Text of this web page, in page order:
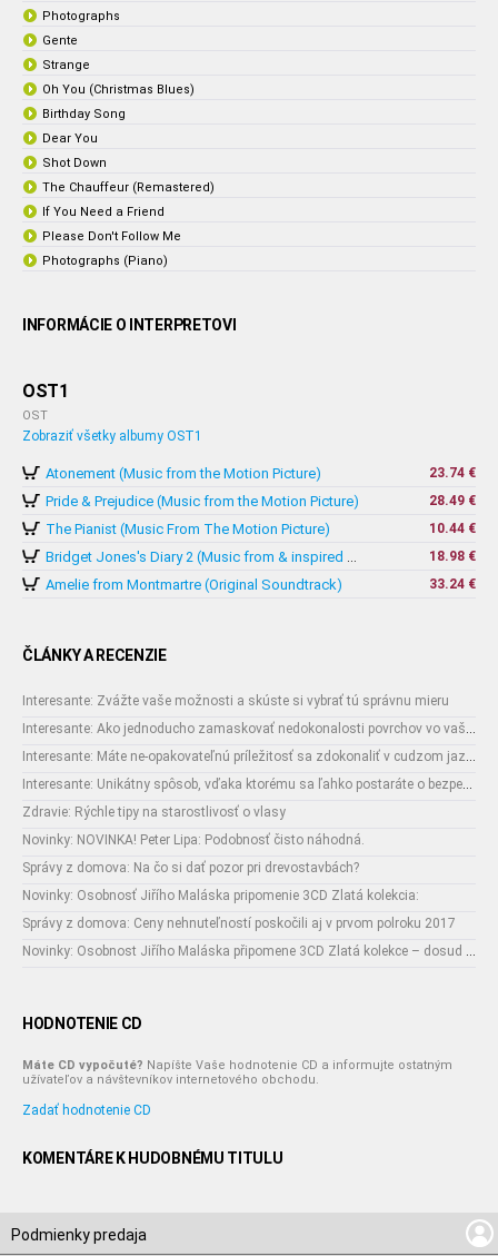
Photographs
Gente
Strange
Oh You (Christmas Blues)
Birthday Song
Dear You
Shot Down
The Chauffeur (Remastered)
If You Need a Friend
Please Don't Follow Me
Photographs (Piano)
INFORMÁCIE O INTERPRETOVI
OST1
OST
Zobraziť všetky albumy OST1
Atonement (Music from the Motion Picture) 23.74 €
Pride & Prejudice (Music from the Motion Picture) 28.49 €
The Pianist (Music From The Motion Picture)
10.44 €
Bridget Jones's Diary 2 (Music from & inspired by The Motion Picture)
18.98 €
Amelie from Montmartre (Original Soundtrack) 33.24 €
ČLÁNKY A RECENZIE
Interesante: Zvážte vaše možnosti a skúste si vybrať tú správnu mieru
Interesante: Ako jednoducho zamaskovať nedokonalosti povrchov vo vašom interiéri
Interesante: Máte ne-opakovateľnú príležitosť sa zdokonaliť v cudzom jazyku
Interesante: Unikátny spôsob, vďaka ktorému sa ľahko postaráte o bezpečnosť vašich zásielok
Zdravie: Rýchle tipy na starostlivosť o vlasy
Novinky: NOVINKA! Peter Lipa: Podobnosť čisto náhodná.
Správy z domova: Na čo si dať pozor pri drevostavbách?
Novinky: Osobnosť Jiřího Maláska pripomenie 3CD Zlatá kolekcia:
Správy z domova: Ceny nehnuteľností poskočili aj v prvom polroku 2017
Novinky: Osobnost Jiřího Maláska připomene 3CD Zlatá kolekce – dosud nejobsáhlejší soubor nahrávek legendárního umělce!
HODNOTENIE CD
Máte CD vypočuté? Napíšte Vaše hodnotenie CD a informujte ostatným
užívateľov a návštevníkov internetového obchodu.
Zadať hodnotenie CD
KOMENTÁRE K HUDOBNÉMU TITULU
Podmienky predaja